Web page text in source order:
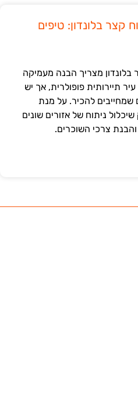
קצר בלונדון: טיפים
מצריך הבנה מעמיקה
תיירותית פופולרית, אך יש
שמחייבים להכיר. על מנת
ניתוח של אזורים שונים
והבנת צרכי השוכרים.